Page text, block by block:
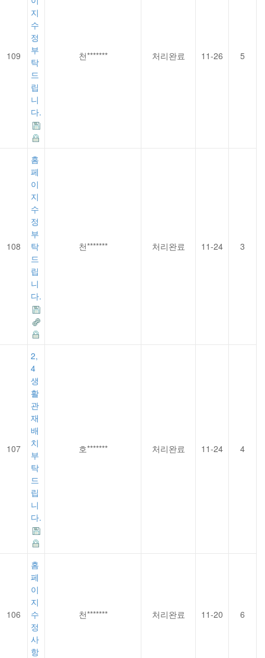
109
지
수
정
부
탁
드
립
니
다.
천******* 처리완료 11-26 5
108
홈
페
이
지
수
정
부
탁
드
립
니
다.
천******* 처리완료 11-24 3
107
2,
4
생
활
관
재
배
치
부
탁
드
립
니
다.
호******* 처리완료 11-24 4
106
홈
페
이
지
수
정
사
항
천******* 처리완료 11-20 6